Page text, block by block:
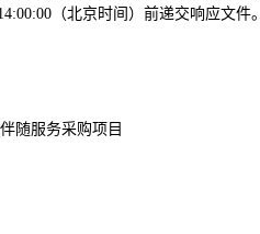
（北京时间）前递交响应文件。
随服务采购项目